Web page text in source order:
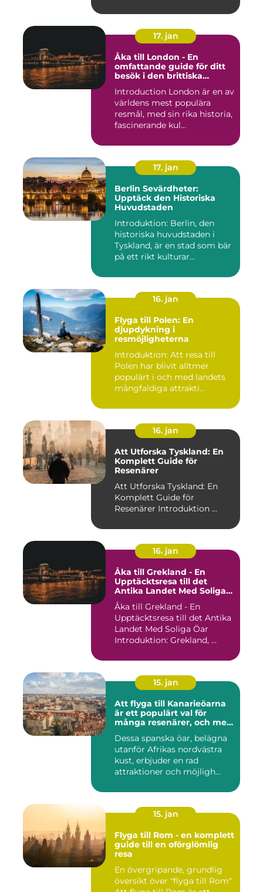
17. jan
Åka till London - En
omfattande guide för ditt
besök i den brittiska
Introduction London är en av
världens mest populära
resmål, med sin rika historia,
fascinerande kul...
17. jan
Berlin Sevärdheter:
Upptäck den Historiska
Huvudstaden
Introduktion: Berlin, den
historiska huvudstaden i
Tyskland, är en stad som bär
på ett rikt kulturar...
16. jan
Flyga till Polen: En
djupdykning i
resmöjligheterna
Introduktion: Att resa till
Polen har blivit alltmer
populärt i och med landets
mångfaldiga attrakti...
16. jan
Att Utforska Tyskland: En
Komplett Guide för
Resenärer
Att Utforska Tyskland: En
Komplett Guide för
Resenärer Introduktion ...
16. jan
Åka till Grekland - En
Upptäcktsresa till det
Antika Landet Med Soliga
Öar
Åka till Grekland - En
Upptäcktsresa till det Antika
Landet Med Soliga Öar
Introduktion: Grekland, ...
15. jan
Att flyga till Kanarieöarna
är ett populärt val för
många resenärer, och med
Dessa spanska öar, belägna
utanför Afrikas nordvästra
kust, erbjuder en rad
attraktioner och möjligh...
15. jan
Flyga till Rom - en komplett
guide till en oförglömlig
resa
En övergripande, grundlig
översikt över "flyga till Rom"